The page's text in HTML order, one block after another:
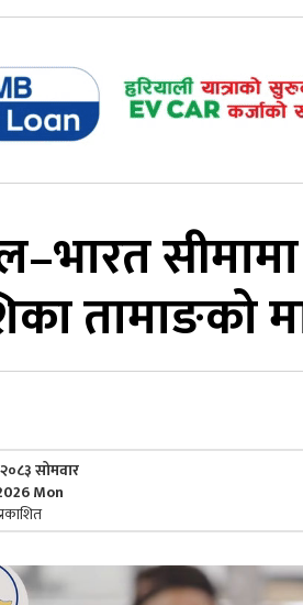
तामाङको
सोमवार
Mon